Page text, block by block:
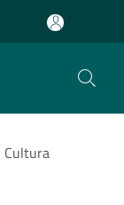
Cultura